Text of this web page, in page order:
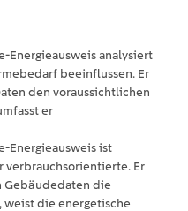
Energieausweis analysiert
beeinflussen. Er
den voraussichtlichen
er
Energieausweis ist
verbrauchsorientierte. Er
Gebäudedaten die
weist die energetische